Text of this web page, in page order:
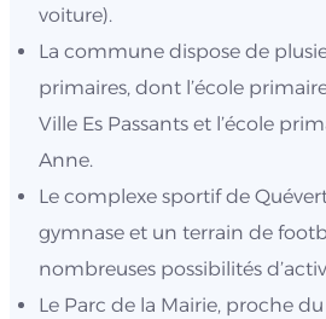
voiture).
La commune dispose de
primaires, dont l’école
Ville Es Passants et l’école
Anne.
Le complexe sportif de
gymnase et un terrain de
nombreuses possibilités
Le Parc de la Mairie, proche